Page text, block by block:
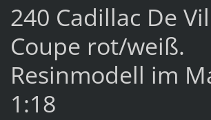
240 Cadillac De
Coupe rot/weiß.
Resinmodell im
1:18